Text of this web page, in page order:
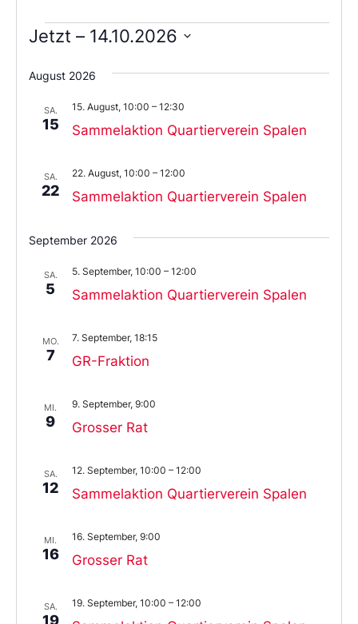
Jetzt – 14.10.2026
Sie
das
aus.
August 2026
SA.
15 Sammelaktion Quartierverein Spalen
15. August, 10:00 – 12:30
SA.
22 Sammelaktion Quartierverein Spalen
22. August, 10:00 – 12:00
September 2026
SA.
5 Sammelaktion Quartierverein Spalen
5. September, 10:00 – 12:00
MO.
7 GR-Fraktion
7. September, 18:15
MI.
9 Grosser Rat
9. September, 9:00
SA.
12 Sammelaktion Quartierverein Spalen
12. September, 10:00 – 12:00
MI.
16 Grosser Rat
16. September, 9:00
SA.
19
19. September, 10:00 – 12:00